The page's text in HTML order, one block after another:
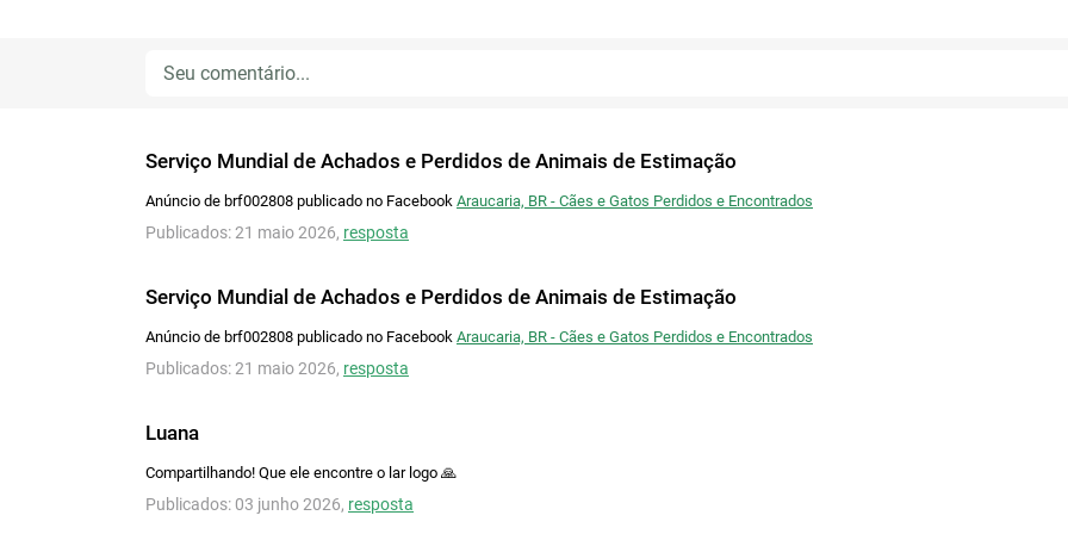
Serviço Mundial de Achados e Perdidos de Animais de Estimação
Anúncio de brf002808 publicado no Facebook Araucaria, BR - Cães e Gatos Perdidos e Encontrados
Publicados: 21 maio 2026, resposta
Serviço Mundial de Achados e Perdidos de Animais de Estimação
Anúncio de brf002808 publicado no Facebook Araucaria, BR - Cães e Gatos Perdidos e Encontrados
Publicados: 21 maio 2026, resposta
Luana
Compartilhando! Que ele encontre o lar logo 🙏
Publicados: 03 junho 2026, resposta